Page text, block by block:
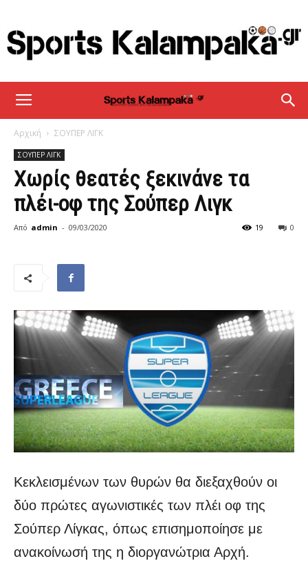
sportskalampaka
Αρχική ΣΟΥΠΕΡ ΛΙΓΚ
ΣΟΥΠΕΡ ΛΙΓΚ
Χωρίς θεατές ξεκινάνε τα
πλέι-οφ της Σούπερ Λιγκ
Από admin - 09/03/2020 0
19
Κεκλεισμένων των θυρών θα διεξαχθούν οι
δύο πρώτες αγωνιστικές των πλέι οφ της
Σούπερ Λίγκας, όπως επισημοποίησε με
ανακοίνωσή της η διοργανώτρια Αρχή.